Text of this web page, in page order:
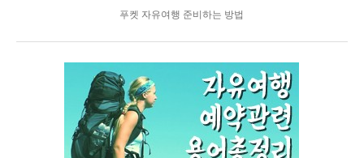
푸켓 자유여행 준비하는 방법